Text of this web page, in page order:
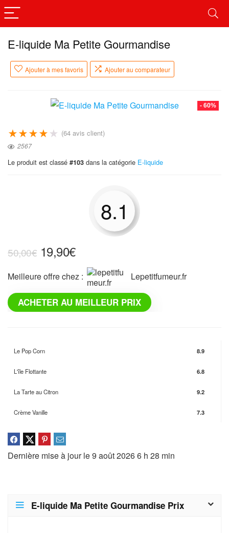
E-liquide Ma Petite Gourmandise
Ajouter à mes favoris Ajouter au comparateur
- 60%
★★★★★ (64 avis client)
2567
Le produit est classé #103 dans la catégorie E-liquide
8.1
50,00€ 19,90€
Meilleure offre chez : lepetitfumeur.fr
ACHETER AU MEILLEUR PRIX
Le Pop Corn 8.9
L'île Flottante 6.8
La Tarte au Citron 9.2
Crème Vanille 7.3
Dernière mise à jour le 9 août 2026 6 h 28 min
E-liquide Ma Petite Gourmandise Prix